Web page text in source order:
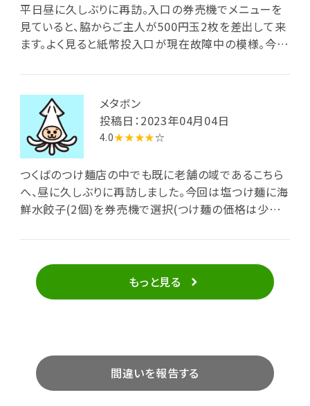
平日昼に久しぶりに再訪。入口の券売機でメニューを
見ていると、脇からご主人が500円玉2枚を差出して来
ます。よく見ると紙幣投入口が現在故障中の模様。今回
とちと寂しく、卓子席に着きます。傍らの壁には某有名
ラーメン評論家の名刺が貼られているのにも初めて気
づきました。やがて麺丼と熱々のつけ汁丼(板敷有り)
到来。黒っぽい醤油ベースのつけ汁は、舐めると甘酸っ
ぱく、また唐辛子のピリ辛さも感じますが、全体的には
約5mm厚の豚ロース叉焼1枚、半熟味玉半個、メンマ
に刻みネギ。並盛の麺は相変わらずモチッとした極太
麺で、これも美味しい。今回は割りスープ無しでもつけ
メタボン
投稿日：2023年04月04日
4.0★★★★☆
つくばのつけ麺店の中でも既に老舗の域であるこちら
へ、昼に久しぶりに再訪しました。今回は塩つけ麺に海
鮮水餃子(2個)を券売機で選択(つけ麺の価格は少なく
てますが、問題なく通ります)。店内は相変わらず卓子
席がほぼ一杯でカウンター席へ。相変わらずご主人の
ワンオペのため、前客5,6人分は未配膳で、ここはじっく
り待つ感じです。ようやく到来したつけ汁は熱々で、具
く、唐辛子も結構かけられてるようです。しかし味わい
は酸っぱみがあるものの、辛さはそれほどでもなく結
もっと見る
間違いを報告する